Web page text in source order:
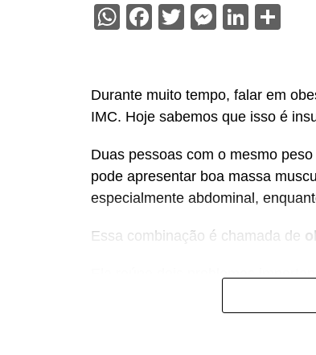
WhatsApp
Facebook
Twitter
Durante muito tempo, falar em
IMC. Hoje sabemos que isso é
Duas pessoas com o mesmo
pode apresentar boa massa
especialmente abdominal,
Essa combinação é chamada de
Ela reúne dois problemas
da força muscular. Além de
cardiovasculares, novas